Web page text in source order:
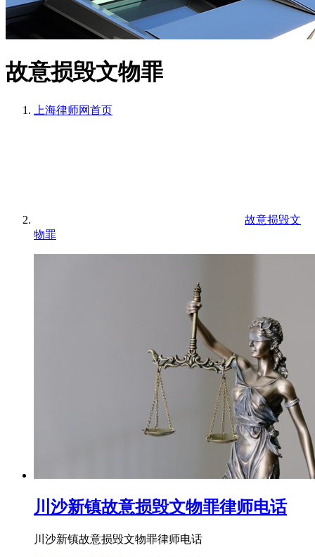
故意损毁文物罪
上海律师网首页
故意损毁文
物罪
川沙新镇故意损毁文物罪律师电话
川沙新镇故意损毁文物罪律师电话